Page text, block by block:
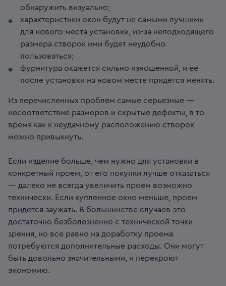
обнаружить визуально;
характеристики окон будут не самыми лучшими
для нового места установки, из-за неподходящего
размера створок ими будет неудобно
пользоваться;
фурнитура окажется сильно изношенной, и ее
после установки на новом месте придется менять.
Из перечисленных проблем самые серьезные —
несоответствие размеров и скрытые дефекты, в то
время как к неудачному расположению створок
можно привыкнуть.
Если изделие больше, чем нужно для установки в
конкретный проем, от его покупки лучше отказаться
— далеко не всегда увеличить проем возможно
технически. Если купленное окно меньше, проем
придется заужать. В большинстве случаев это
достаточно безболезненно с технической точки
зрения, но все равно на доработку проема
потребуются дополнительные расходы. Они могут
быть довольно значительными, и перекроют
экономию.